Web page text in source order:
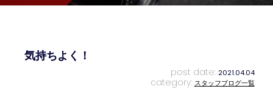
気持ちよく！
post date: 2021.04.04
category: スタッフブログ一覧